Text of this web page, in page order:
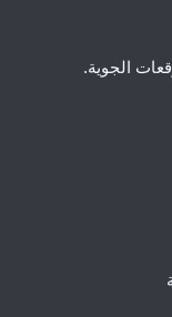
الجوية.